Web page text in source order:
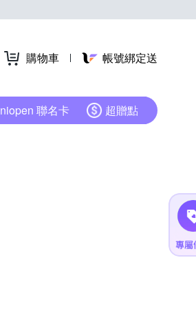
購物車 帳號綁定送
聯名卡 超贈點